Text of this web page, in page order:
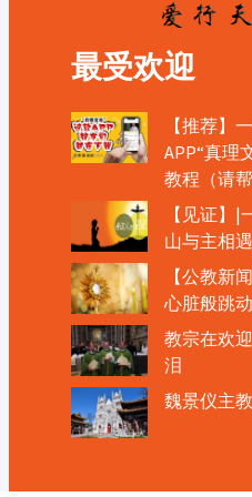
最受欢迎
【推荐】
APP“真理
教程（请帮
【见证】
山与主相
【公教新
心脏般跳动
教宗在欢
泪
魏景仪主